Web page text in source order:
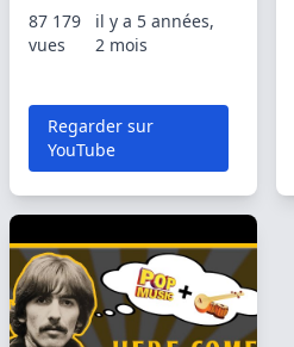
87 179
vues
il y a 5 années,
2 mois
Regarder sur
YouTube